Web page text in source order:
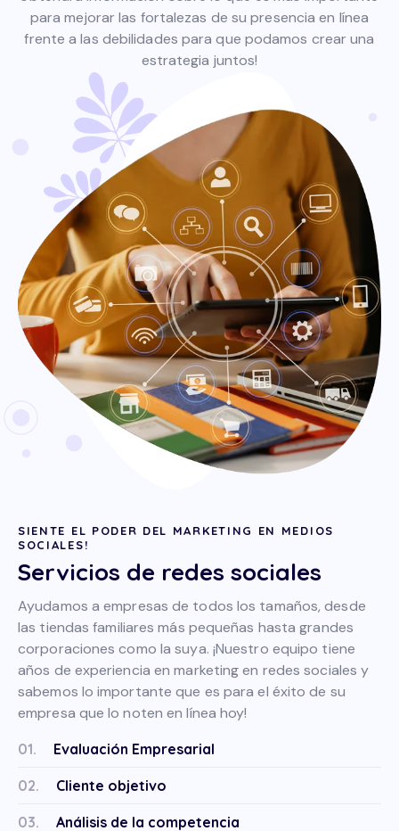
para mejorar las fortalezas de su presencia en línea
frente a las debilidades para que podamos crear una
estrategia juntos!
SIENTE EL PODER DEL MARKETING EN MEDIOS
SOCIALES!
Servicios de redes sociales
Ayudamos a empresas de todos los tamaños, desde
las tiendas familiares más pequeñas hasta grandes
corporaciones como la suya. ¡Nuestro equipo tiene
años de experiencia en marketing en redes sociales y
sabemos lo importante que es para el éxito de su
empresa que lo noten en línea hoy!
01. Evaluación Empresarial
02. Cliente objetivo
03. Análisis de la competencia